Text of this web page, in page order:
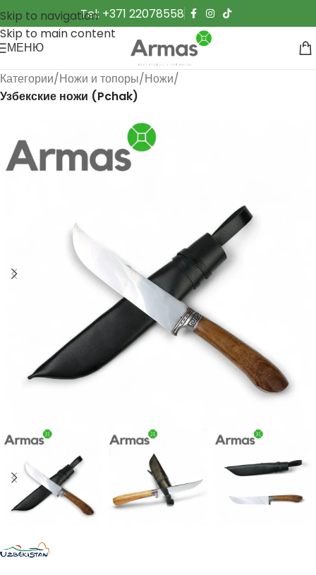
Skip to navigation
Skip to main content
Tel: +371 22078558
МЕНЮ
Категории Ножи и топоры Ножи
Узбекские ножи (Pchak)